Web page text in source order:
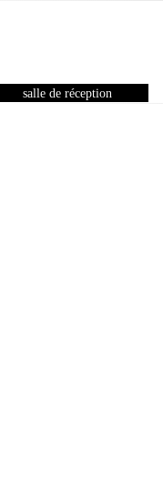
salle de réception